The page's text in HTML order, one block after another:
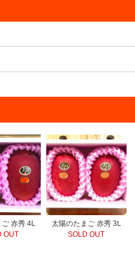
赤秀 4L
OUT
太陽のたまご 赤秀 3L
SOLD OUT